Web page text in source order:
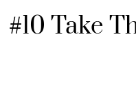
#10 Take